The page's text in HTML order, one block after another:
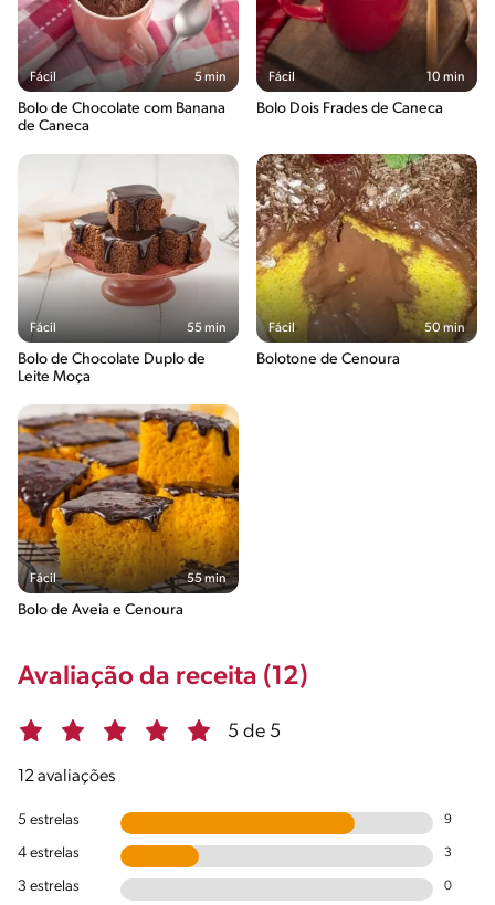
Fácil 5 min
Bolo de Chocolate com Banana
de Caneca
Fácil 10 min
Bolo Dois Frades de Caneca
Fácil 55 min
Bolo de Chocolate Duplo de
Leite Moça
Fácil 50 min
Bolotone de Cenoura
Fácil 55 min
Bolo de Aveia e Cenoura
Avaliação da receita (12)
5 de 5
12 avaliações
5 estrelas 9
4 estrelas 3
3 estrelas 0